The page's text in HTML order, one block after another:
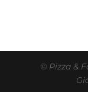
© Pizza &